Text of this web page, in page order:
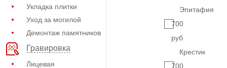
Укладка плитки
Уход за могилой
Демонтаж памятников
Гравировка
Лицевая
Эпитафия
700
руб.
Крестик
700